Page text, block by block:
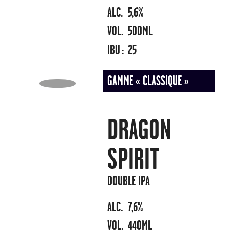
ALC. 5,6%
VOL. 500ML
IBU : 25
GAMME « CLASSIQUE »
DRAGON
SPIRIT
DOUBLE IPA
ALC. 7,6%
VOL. 440ML